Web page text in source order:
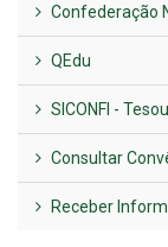
Confederação
QEdu
SICONFI -
Consultar
Receber